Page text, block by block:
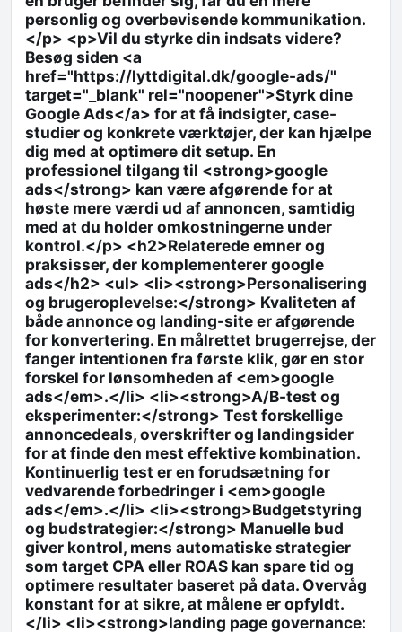
personlig og overbevisende kommunikation.
</p> <p>Vil du styrke din indsats videre?
Besøg siden <a
href="https://lyttdigital.dk/google-ads/"
target="_blank" rel="noopener">Styrk dine
Google Ads</a> for at få indsigter, case-
studier og konkrete værktøjer, der kan hjælpe
dig med at optimere dit setup. En
professionel tilgang til <strong>google
ads</strong> kan være afgørende for at
høste mere værdi ud af annoncen, samtidig
med at du holder omkostningerne under
kontrol.</p> <h2>Relaterede emner og
praksisser, der komplementerer google
ads</h2> <ul> <li><strong>Personalisering
og brugeroplevelse:</strong> Kvaliteten af
både annonce og landing-site er afgørende
for konvertering. En målrettet brugerrejse, der
fanger intentionen fra første klik, gør en stor
forskel for lønsomheden af <em>google
ads</em>.</li> <li><strong>A/B-test og
eksperimenter:</strong> Test forskellige
annoncedeals, overskrifter og landingsider
for at finde den mest effektive kombination.
Kontinuerlig test er en forudsætning for
vedvarende forbedringer i <em>google
ads</em>.</li> <li><strong>Budgetstyring
og budstrategier:</strong> Manuelle bud
giver kontrol, mens automatiske strategier
som target CPA eller ROAS kan spare tid og
optimere resultater baseret på data. Overvåg
konstant for at sikre, at målene er opfyldt.
</li> <li><strong>landing page governance: